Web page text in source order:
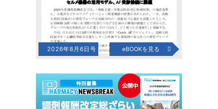
2026年8月6日号 eBOOKを見る